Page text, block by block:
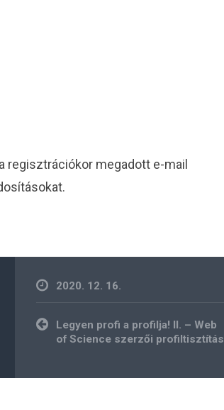
regisztrációkor megadott e-mail
2020. 12. 16.
Bejegyzés
navigáció
Legyen profi a profilja! II. – Web
of Science szerzői profiltisztítás